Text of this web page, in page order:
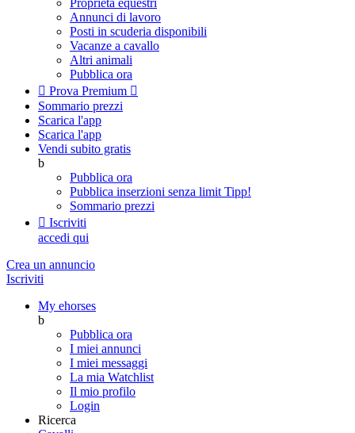
Proprietà equestri
Annunci di lavoro
Posti in scuderia disponibili
Vacanze a cavallo
Altri animali
Pubblica ora
 Prova Premium 
Sommario prezzi
Scarica l'app
Scarica l'app
Vendi subito gratis
b
Pubblica ora
Pubblica inserzioni senza limit Tipp!
Sommario prezzi
 Iscriviti
accedi qui
Crea un annuncio
Iscriviti
My ehorses
b
Pubblica ora
I miei annunci
I miei messaggi
La mia Watchlist
Il mio profilo
Login
Ricerca